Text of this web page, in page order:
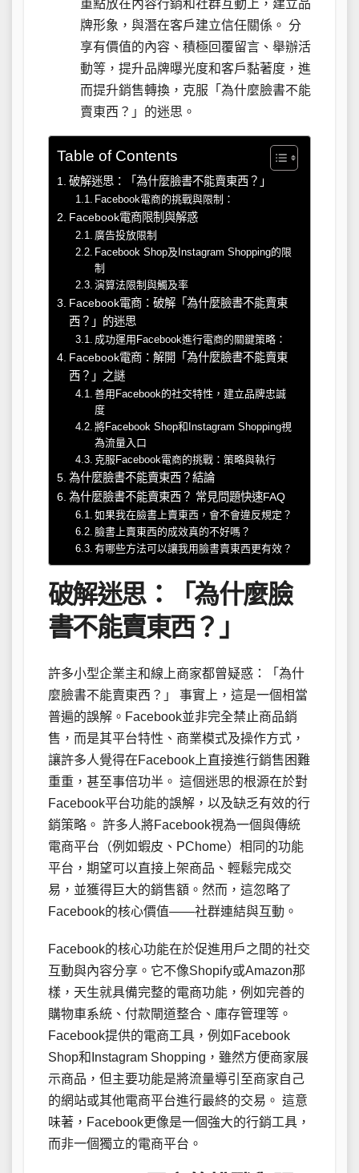
重點放在內容行銷和社群互動上，建立品
牌形象，與潛在客戶建立信任關係。 分
享有價值的內容、積極回覆留言、舉辦活
動等，提升品牌曝光度和客戶黏著度，進
而提升銷售轉換，克服「為什麼臉書不能
賣東西？」的迷思。
Table of Contents
破解迷思：「為什麼臉書不能賣東西？」
Facebook電商的挑戰與限制：
Facebook電商限制與解惑
廣告投放限制
Facebook Shop及Instagram Shopping的限
制
演算法限制與觸及率
Facebook電商：破解「為什麼臉書不能賣東
西？」的迷思
成功運用Facebook進行電商的關鍵策略：
Facebook電商：解開「為什麼臉書不能賣東
西？」之謎
善用Facebook的社交特性，建立品牌忠誠
度
將Facebook Shop和Instagram Shopping視
為流量入口
克服Facebook電商的挑戰：策略與執行
為什麼臉書不能賣東西？結論
為什麼臉書不能賣東西？ 常見問題快速FAQ
如果我在臉書上賣東西，會不會違反規定？
臉書上賣東西的成效真的不好嗎？
有哪些方法可以讓我用臉書賣東西更有效？
破解迷思：「為什麼臉
書不能賣東西？」
許多小型企業主和線上商家都曾疑惑：「為什
麼臉書不能賣東西？」 事實上，這是一個相當
普遍的誤解。Facebook並非完全禁止商品銷
售，而是其平台特性、商業模式及操作方式，
讓許多人覺得在Facebook上直接進行銷售困難
重重，甚至事倍功半。 這個迷思的根源在於對
Facebook平台功能的誤解，以及缺乏有效的行
銷策略。 許多人將Facebook視為一個與傳統
電商平台（例如蝦皮、PChome）相同的功能
平台，期望可以直接上架商品、輕鬆完成交
易，並獲得巨大的銷售額。然而，這忽略了
Facebook的核心價值——社群連結與互動。
Facebook的核心功能在於促進用戶之間的社交
互動與內容分享。它不像Shopify或Amazon那
樣，天生就具備完整的電商功能，例如完善的
購物車系統、付款閘道整合、庫存管理等。
Facebook提供的電商工具，例如Facebook
Shop和Instagram Shopping，雖然方便商家展
示商品，但主要功能是將流量導引至商家自己
的網站或其他電商平台進行最終的交易。 這意
味著，Facebook更像是一個強大的行銷工具，
而非一個獨立的電商平台。